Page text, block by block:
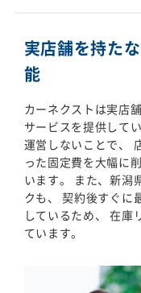
実店舗を持た
能
カーネクストは実店
サービスを提供して
運営しないことで、
った固定費を大幅に
います。 また、新潟
クも、 契約後すぐに
しているため、 在庫
ています。